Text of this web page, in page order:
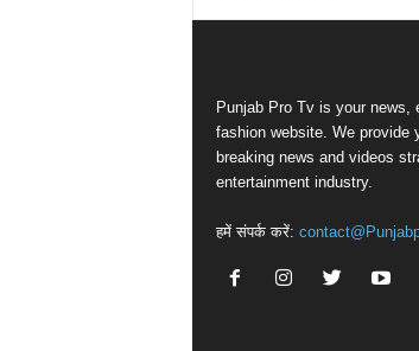
Punjab Pro Tv is your news,
fashion website. We provide
breaking news and videos
entertainment industry.
हमें संपर्क करें: